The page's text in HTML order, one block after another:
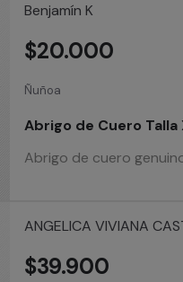
Benjamín K
Ñuñoa
Abrigo de Cuero Talla
Abrigo de cuero
$20.000
ANGELICA VIVIANA
$39.900